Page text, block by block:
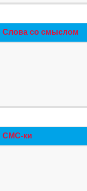
Слова со смыслом
СМС-ки